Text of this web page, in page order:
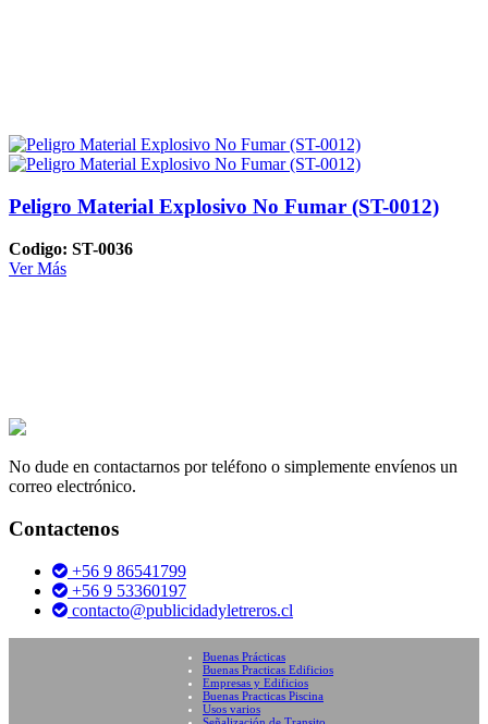
Peligro Material Explosivo No Fumar (ST-0012)
Codigo: ST-0036
Ver Más
No dude en contactarnos por teléfono o simplemente envíenos un
correo electrónico.
Contactenos
+56 9 86541799
+56 9 53360197
contacto@publicidadyletreros.cl
Buenas Prácticas
Buenas Practicas Edificios
Empresas y Edificios
Buenas Practicas Piscina
Usos varios